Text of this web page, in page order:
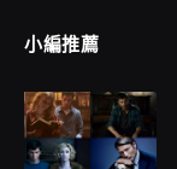
小編推薦